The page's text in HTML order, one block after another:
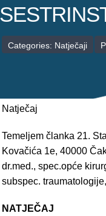
PALIJATIVNA SKRB
Categories: Natječaji
Natječaj
Temeljem članka 21.
Kovačića 1e, 40000
dr.med., spec.opće
subspec.
NATJEČAJ